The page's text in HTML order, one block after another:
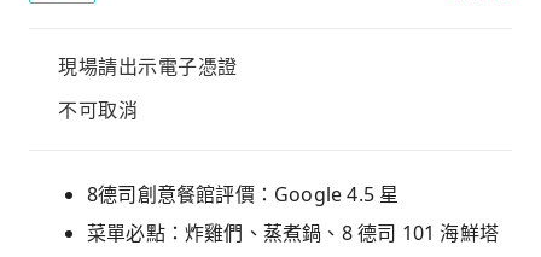
現場請出示電子憑證
不可取消
8德司創意餐館評價：Google 4.5 星
菜單必點：炸雞們、蒸煮鍋、8 德司 101 海鮮塔